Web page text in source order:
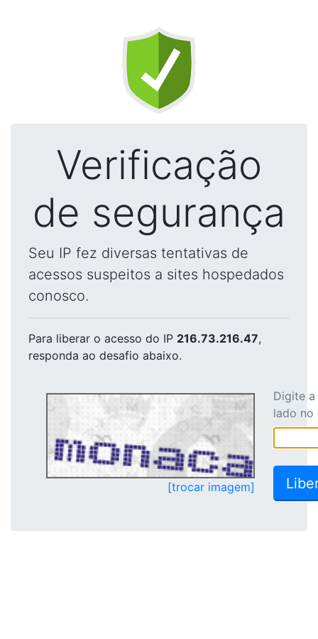
Verificação
de segurança
Seu IP fez diversas tentativas de
acessos suspeitos a sites hospedados
conosco.
Para liberar o acesso do IP 216.73.216.47,
responda ao desafio abaixo.
[trocar imagem]
Digite
lado no